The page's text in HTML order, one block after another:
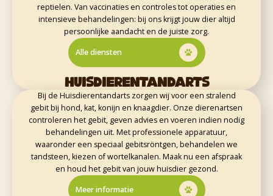
reptielen. Van vaccinaties en controles tot operaties en
intensieve behandelingen: bij ons krijgt jouw dier altijd
persoonlijke aandacht en de juiste zorg.
Alle diensten
HUISDIERENTANDARTS
Bij de Huisdierentandarts zorgen wij voor een stralend
gebit bij hond, kat, konijn en knaagdier. Onze dierenartsen
controleren het gebit, geven advies en voeren indien nodig
behandelingen uit. Met professionele apparatuur,
waaronder een speciaal gebitsröntgen, behandelen we
tandsteen, kiezen of wortelkanalen. Maak nu een afspraak
en houd het gebit van jouw huisdier gezond.
Meer informatie